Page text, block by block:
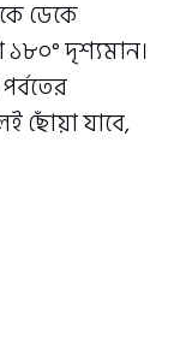
ডেকে
দৃশ্যমান।
ছোঁয়া যাবে,